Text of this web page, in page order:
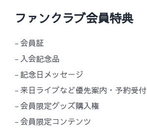
ファンクラブ会員特典
– 会員証
– 入会記念品
– 記念日メッセージ
– 来日ライブなど優先案内・予約受付
– 会員限定グッズ購入権
– 会員限定コンテンツ